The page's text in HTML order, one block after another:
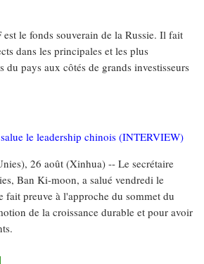
le fonds souverain de la Russie. Il fait
dans les principales et les plus
du pays aux côtés de grands investisseurs
le leadership chinois (INTERVIEW)
26 août (Xinhua) -- Le secrétaire
Ban Ki-moon, a salué vendredi le
fait preuve à l'approche du sommet du
de la croissance durable et pour avoir